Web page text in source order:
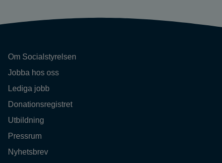
Om Socialstyrelsen
Jobba hos oss
Lediga jobb
Donationsregistret
Utbildning
Pressrum
Nyhetsbrev